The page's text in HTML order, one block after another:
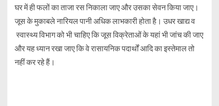
घर में ही फलों का ताजा रस निकाला जाए और उसका सेवन किया जाए।
जूस के मुकाबले नारियल पानी अधिक लाभकारी होता है। उधर खाद्य व
स्वास्थ्य विभाग को भी चाहिए कि जूस विक्रेताओं के यहां भी जांच की जाए
और यह ध्यान रखा जाए कि वे रासायनिक पदार्थों आदि का इस्तेमाल तो
नहीं कर रहे हैं।